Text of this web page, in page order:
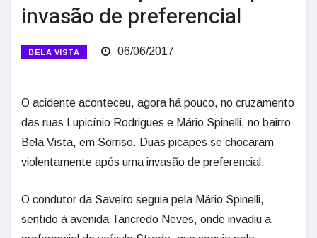
invasão de preferencial
BELA VISTA 06/06/2017
O acidente aconteceu, agora há pouco, no cruzamento
das ruas Lupicínio Rodrigues e Mário Spinelli, no bairro
Bela Vista, em Sorriso. Duas picapes se chocaram
violentamente após uma invasão de preferencial.
O condutor da Saveiro seguia pela Mário Spinelli,
sentido à avenida Tancredo Neves, onde invadiu a